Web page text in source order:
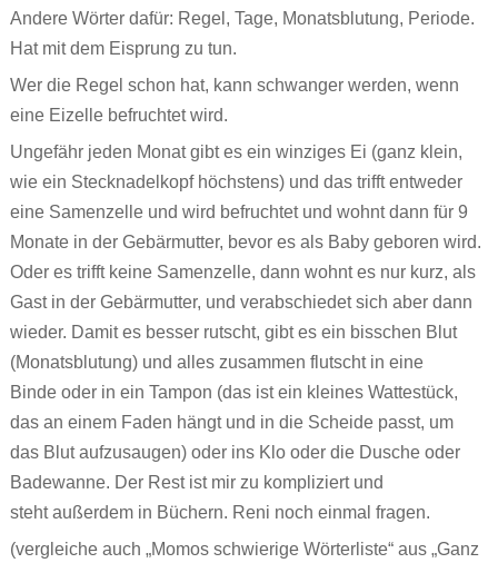
Andere Wörter dafür: Regel, Tage, Monatsblutung, Periode.
Hat mit dem Eisprung zu tun.
Wer die Regel schon hat, kann schwanger werden, wenn
eine Eizelle befruchtet wird.
Ungefähr jeden Monat gibt es ein winziges Ei (ganz klein,
wie ein Stecknadelkopf höchstens) und das trifft entweder
eine Samenzelle und wird befruchtet und wohnt dann für 9
Monate in der Gebärmutter, bevor es als Baby geboren wird.
Oder es trifft keine Samenzelle, dann wohnt es nur kurz, als
Gast in der Gebärmutter, und verabschiedet sich aber dann
wieder. Damit es besser rutscht, gibt es ein bisschen Blut
(Monatsblutung) und alles zusammen flutscht in eine
Binde oder in ein Tampon (das ist ein kleines Wattestück,
das an einem Faden hängt und in die Scheide passt, um
das Blut aufzusaugen) oder ins Klo oder die Dusche oder
Badewanne. Der Rest ist mir zu kompliziert und
steht außerdem in Büchern. Reni noch einmal fragen.
(vergleiche auch „Momos schwierige Wörterliste“ aus „Ganz